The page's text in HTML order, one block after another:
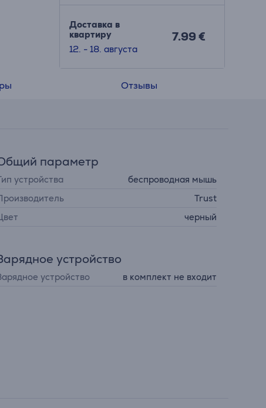
Доставка в
квартиру
12. - 18. августа
7.99 €
Отзывы
параметр
устройства
беспроводная мышь
Trust
черный
устройство
устройство в комплект не входит